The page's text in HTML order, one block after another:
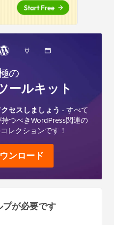
の
ールキット
セスしましょう - すべて
つべきWordPress関連の
レクションです！
ンロード
が必要です